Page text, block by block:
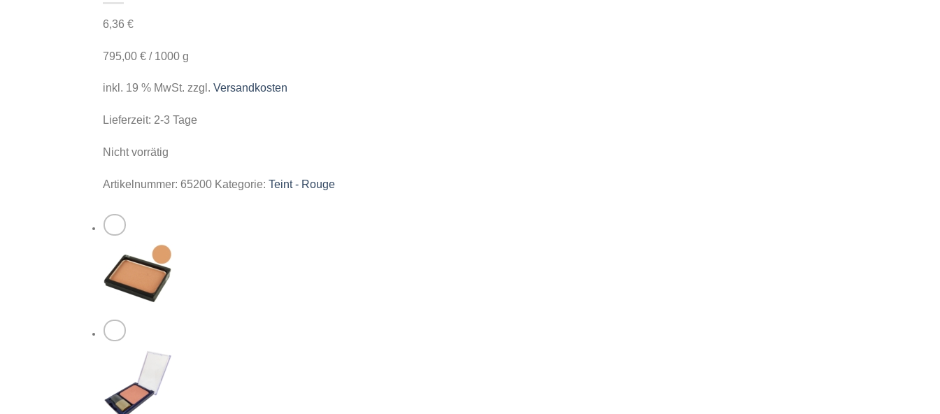
6,36 €
795,00 € / 1000 g
inkl. 19 % MwSt. zzgl. Versandkosten
Lieferzeit: 2-3 Tage
Nicht vorrätig
Artikelnummer: 65200 Kategorie: Teint - Rouge